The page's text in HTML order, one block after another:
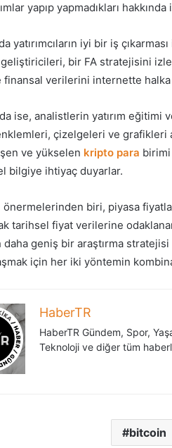
yapıp yapmadıkları
yatırımcıların iyi bir iş
bir FA stratejisini
verilerini internette halka
ise, analistlerin yatırım eğitimi
çizelgeleri ve grafikleri
ve yükselen kripto para
bilgiye ihtiyaç duyarlar.
önermelerinden biri, piyasa
tarihsel fiyat verilerine
geniş bir araştırma
için her iki yöntemin
HaberTR
HaberTR Gündem, Spor,
Teknoloji ve diğer tüm
bitcoin